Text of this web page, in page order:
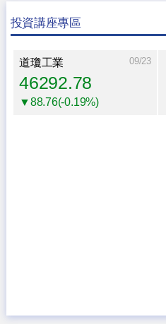
投資講座專區
道瓊工業 09/23
46292.78
▼88.76(-0.19%)